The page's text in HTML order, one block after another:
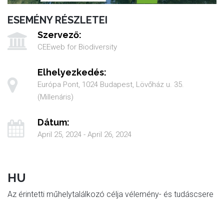
ESEMÉNY RÉSZLETEI
Szervező:
CEEweb for Biodiversity
Elhelyezkedés:
Európa Pont, 1024 Budapest, Lövőház u. 35.
(Millenáris)
Dátum:
April 25, 2024 - April 26, 2024
HU
Az érintetti műhelytalálkozó célja vélemény- és tudáscsere